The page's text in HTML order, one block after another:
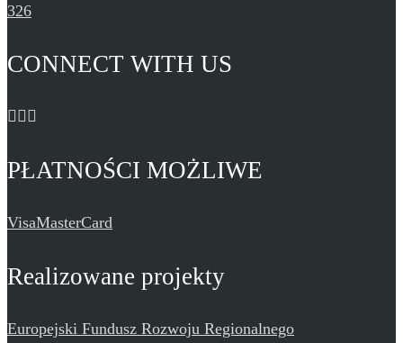
326
CONNECT WITH US
PŁATNOŚCI MOŻLIWE
VisaMasterCard
Realizowane projekty
Europejski Fundusz Rozwoju Regionalnego